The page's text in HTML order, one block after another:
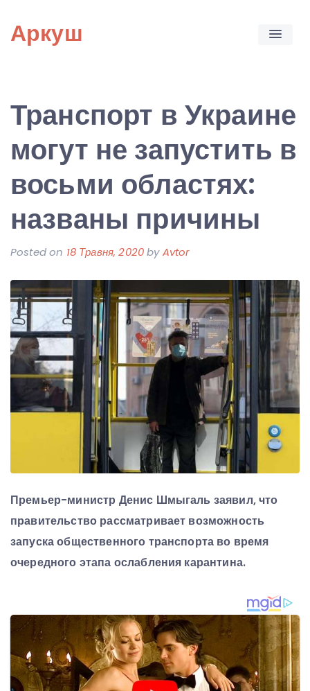
content
Аркуш
Транспорт в Украине
могут не запустить в
восьми областях:
названы причины
Posted on 18 Травня, 2020byAvtor
Премьер-министр Денис Шмыгаль заявил, что
правительство рассматривает возможность
запуска общественного транспорта во время
очередного этапа ослабления карантина.